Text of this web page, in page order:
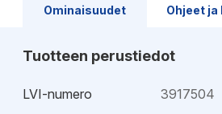
Ominaisuudet Ohjeet
Tuotteen perustiedot
LVI-numero
3917504